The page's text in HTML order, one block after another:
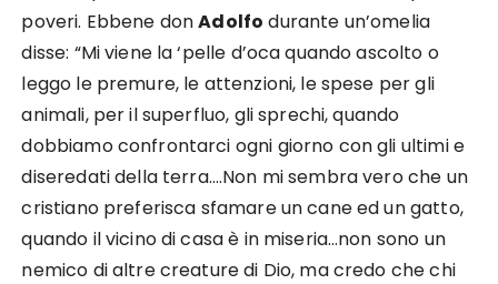
poveri. Ebbene donAdolfo durante un’omelia
disse: “Mi viene la ‘pelle d’oca quando ascolto o
leggo le premure, le attenzioni, le spese per gli
animali, per il superfluo, gli sprechi, quando
dobbiamo confrontarci ogni giorno con gli ultimi e
diseredati della terra….Non mi sembra vero che un
cristiano preferisca sfamare un cane ed un gatto,
quando il vicino di casa è in miseria…non sono un
nemico di altre creature di Dio, ma credo che chi